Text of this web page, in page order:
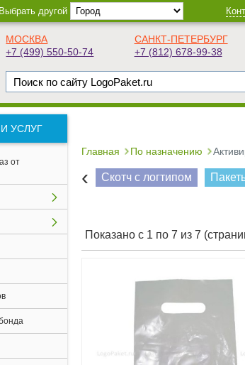
Выбрать другой
МОСКВА
+7 (499) 550-50-74
САНКТ-ПЕТЕРБУРГ
+7 (812) 678-99-38
УСЛУГ
от
Главная По назначению
Скотч с логтипом
‹
Показано с 1 по 7 из 7